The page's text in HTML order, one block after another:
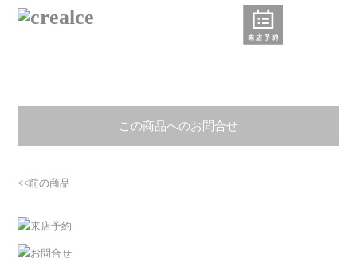
この商品へのお問合せ
<<前の商品